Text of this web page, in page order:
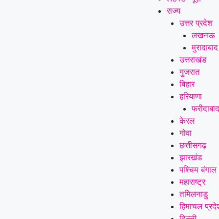
राज्य
उत्तर प्रदेश
लखनऊ
मुरादाबाद
उत्तराखंड
गुजरात
बिहार
हरियाणा
फरीदाबाद
केरल
गोवा
छत्तीसगढ़
झारखंड
पश्चिम बंगाल
महाराष्ट्र
तमिलनाडु
हिमाचल